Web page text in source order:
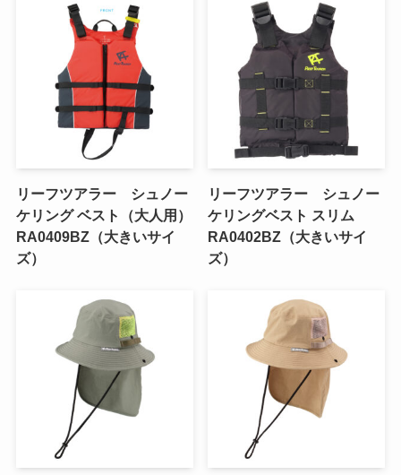
リーフツアラー シュノー
ケリング ベスト（大人用）
RA0409BZ（大きいサイ
ズ）
リーフツアラー シュノー
ケリングベスト スリム
RA0402BZ（大きいサイ
ズ）